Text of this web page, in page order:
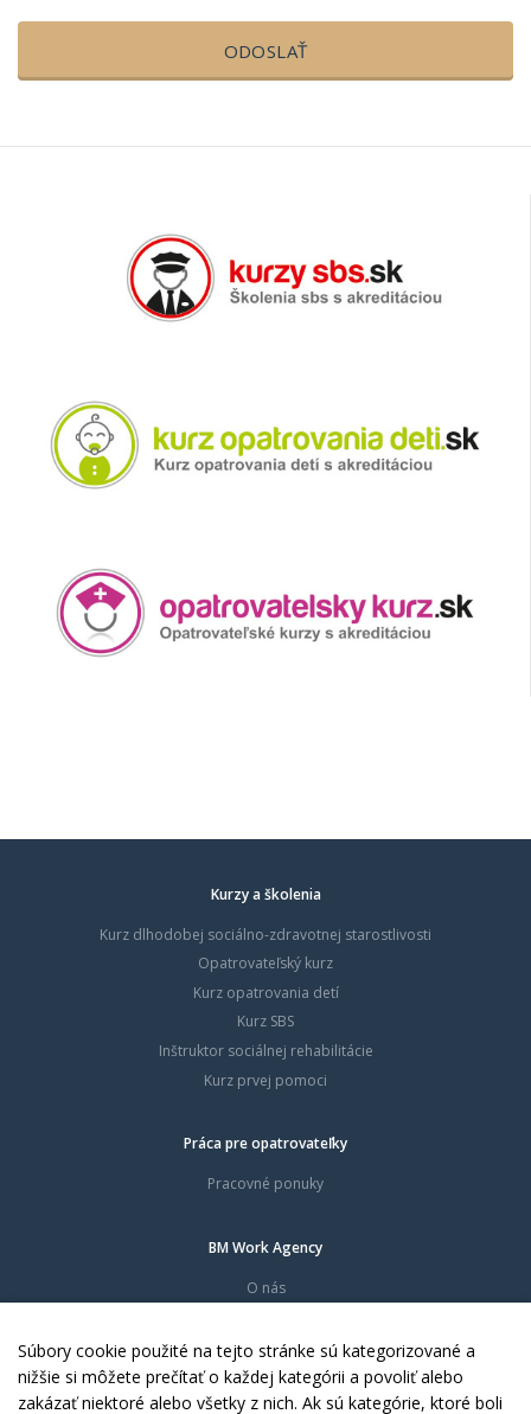
ODOSLAŤ
Kurzy a školenia
Kurz dlhodobej sociálno-zdravotnej starostlivosti
Opatrovateľský kurz
Kurz opatrovania detí
Kurz SBS
Inštruktor sociálnej rehabilitácie
Kurz prvej pomoci
Práca pre opatrovateľky
Pracovné ponuky
BM Work Agency
O nás
Dokumenty
Kontakty
Súbory cookie použité na tejto stránke sú kategorizované a
nižšie si môžete prečítať o každej kategórii a povoliť alebo
zakázať niektoré alebo všetky z nich. Ak sú kategórie, ktoré boli